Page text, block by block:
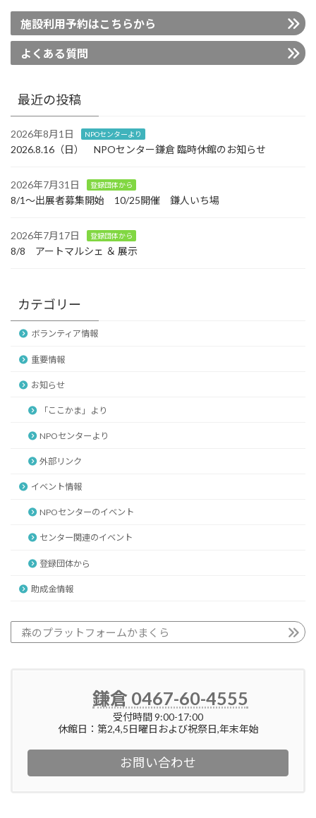
施設利用予約はこちらから
よくある質問
最近の投稿
2026年8月1日 NPOセンターより
2026.8.16（日） NPOセンター鎌倉 臨時休館のお知らせ
2026年7月31日 登録団体から
8/1～出展者募集開始 10/25開催 鎌人いち場
2026年7月17日 登録団体から
8/8 アートマルシェ ＆ 展示
カテゴリー
ボランティア情報
重要情報
お知らせ
「ここかま」より
NPOセンターより
外部リンク
イベント情報
NPOセンターのイベント
センター関連のイベント
登録団体から
助成金情報
森のプラットフォームかまくら
鎌倉 0467-60-4555
受付時間 9:00-17:00
休館日：第2,4,5日曜日および祝祭日,年末年始
お問い合わせ